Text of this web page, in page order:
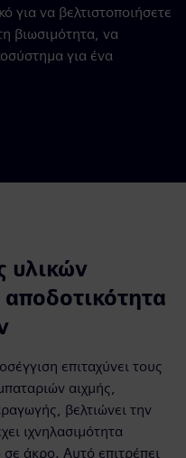
για να βελτιστοποιήσετε
βιωσιμότητα, να
για ένα
υλικών
επιταχύνει τους
αιχμής,
βελτιώνει την
ιχνηλασιμότητα
άκρο. Αυτό επιτρέπει